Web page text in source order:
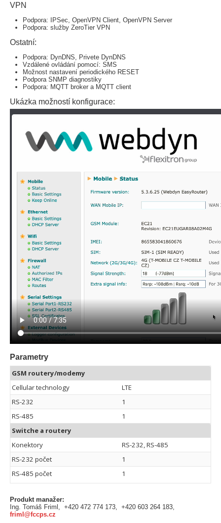
VPN
Podpora: IPSec, OpenVPN Client, OpenVPN Server
Podpora: služby ZeroTier VPN
Ostatní:
Podpora: DynDNS, Privete DynDNS
Vzdálené ovládání pomocí: SMS
Možnost nastavení periodického RESET
Podpora SNMP diagnostiky
Podpora: MQTT broker a MQTT client
Ukázka možností konfigurace:
Parametry
GSM routery/modemy
Cellular technology
LTE
RS-232
1
RS-485
1
Switche a routery
Konektory
RS-232, RS-485
RS-232 počet
1
RS-485 počet
1
Produkt manažer:
Ing. Tomáš Friml, +420 472 774 173, +420 603 264 183,
friml@fccps.cz